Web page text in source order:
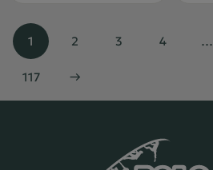
1 2 3 4 …
117 →